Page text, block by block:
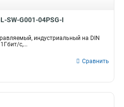
SW-G001-04PSG-I
индустриальный на DIN
с,...
Сравнить